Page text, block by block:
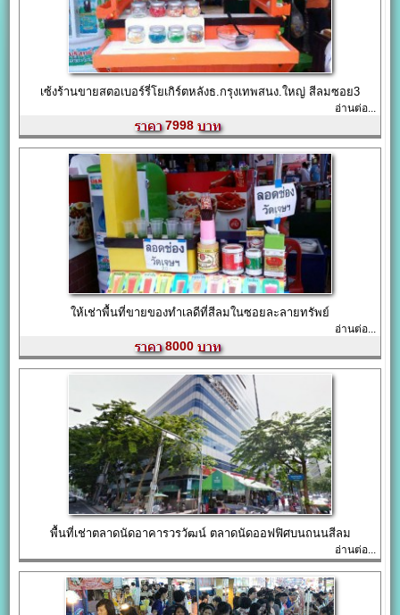
เซ้งร้านขายสตอเบอร์รี่โยเกิร์ตหลังธ.กรุงเทพสนง.ใหญ่ สีลมซอย3
อ่านต่อ...
7998
ให้เช่าพื้นที่ขายของทำเลดีที่สีลมในซอยละลายทรัพย์
อ่านต่อ...
8000
พื้นที่เช่าตลาดนัดอาคารวรวัฒน์ ตลาดนัดออฟฟิศบนถนนสีลม
อ่านต่อ...